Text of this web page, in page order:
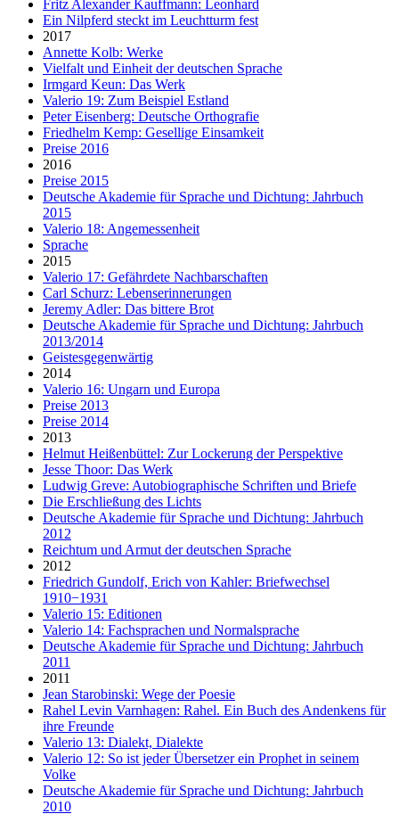
Fritz Alexander Kauffmann: Leonhard
Ein Nilpferd steckt im Leuchtturm fest
2017
Annette Kolb: Werke
Vielfalt und Einheit der deutschen Sprache
Irmgard Keun: Das Werk
Valerio 19: Zum Beispiel Estland
Peter Eisenberg: Deutsche Orthografie
Friedhelm Kemp: Gesellige Einsamkeit
Preise 2016
2016
Preise 2015
Deutsche Akademie für Sprache und Dichtung: Jahrbuch
2015
Valerio 18: Angemessenheit
Sprache
2015
Valerio 17: Gefährdete Nachbarschaften
Carl Schurz: Lebenserinnerungen
Jeremy Adler: Das bittere Brot
Deutsche Akademie für Sprache und Dichtung: Jahrbuch
2013/2014
Geistesgegenwärtig
2014
Valerio 16: Ungarn und Europa
Preise 2013
Preise 2014
2013
Helmut Heißenbüttel: Zur Lockerung der Perspektive
Jesse Thoor: Das Werk
Ludwig Greve: Autobiographische Schriften und Briefe
Die Erschließung des Lichts
Deutsche Akademie für Sprache und Dichtung: Jahrbuch
2012
Reichtum und Armut der deutschen Sprache
2012
Friedrich Gundolf, Erich von Kahler: Briefwechsel
1910−1931
Valerio 15: Editionen
Valerio 14: Fachsprachen und Normalsprache
Deutsche Akademie für Sprache und Dichtung: Jahrbuch
2011
2011
Jean Starobinski: Wege der Poesie
Rahel Levin Varnhagen: Rahel. Ein Buch des Andenkens für
ihre Freunde
Valerio 13: Dialekt, Dialekte
Valerio 12: So ist jeder Übersetzer ein Prophet in seinem
Volke
Deutsche Akademie für Sprache und Dichtung: Jahrbuch
2010